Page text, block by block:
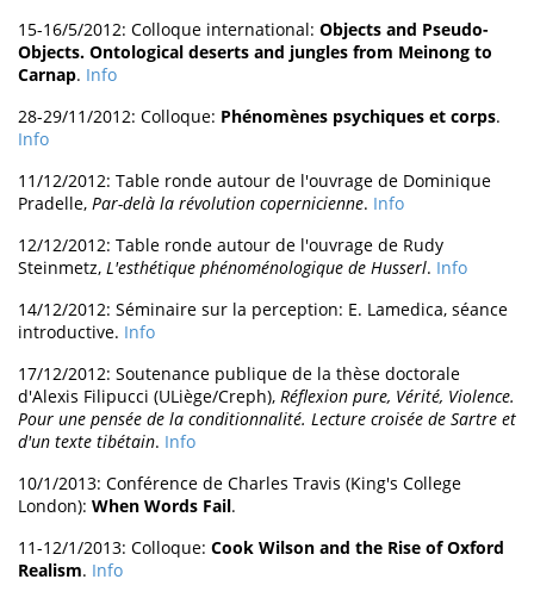
15-16/5/2012: Colloque international: Objects and Pseudo-
Objects. Ontological deserts and jungles from Meinong to
Carnap. Info
28-29/11/2012: Colloque: Phénomènes psychiques et corps.
Info
11/12/2012: Table ronde autour de l'ouvrage de Dominique
Pradelle, Par-delà la révolution copernicienne. Info
12/12/2012: Table ronde autour de l'ouvrage de Rudy
Steinmetz, L'esthétique phénoménologique de Husserl. Info
14/12/2012: Séminaire sur la perception: E. Lamedica, séance
introductive. Info
17/12/2012: Soutenance publique de la thèse doctorale
d'Alexis Filipucci (ULiège/Creph), Réflexion pure, Vérité, Violence.
Pour une pensée de la conditionnalité. Lecture croisée de Sartre et
d'un texte tibétain. Info
10/1/2013: Conférence de Charles Travis (King's College
London): When Words Fail.
11-12/1/2013: Colloque: Cook Wilson and the Rise of Oxford
Realism. Info